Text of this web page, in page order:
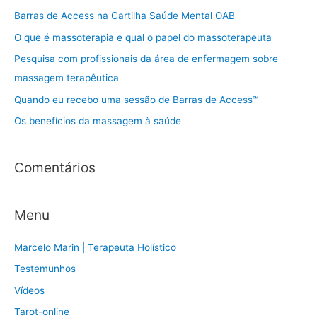
u
p
o
:
Barras de Access na Cartilha Saúde Mental OAB
O que é massoterapia e qual o papel do massoterapeuta
Pesquisa com profissionais da área de enfermagem sobre
massagem terapêutica
Quando eu recebo uma sessão de Barras de Access™
Os benefícios da massagem à saúde
Comentários
Menu
Marcelo Marin | Terapeuta Holístico
Testemunhos
Vídeos
Tarot-online